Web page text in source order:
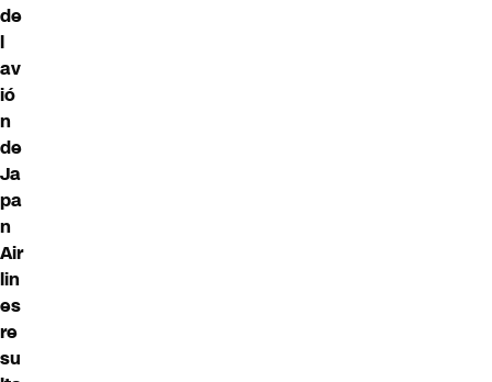
de
l
av
ió
n
de
Ja
pa
n
Air
lin
es
re
su